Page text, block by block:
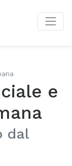
e
dal